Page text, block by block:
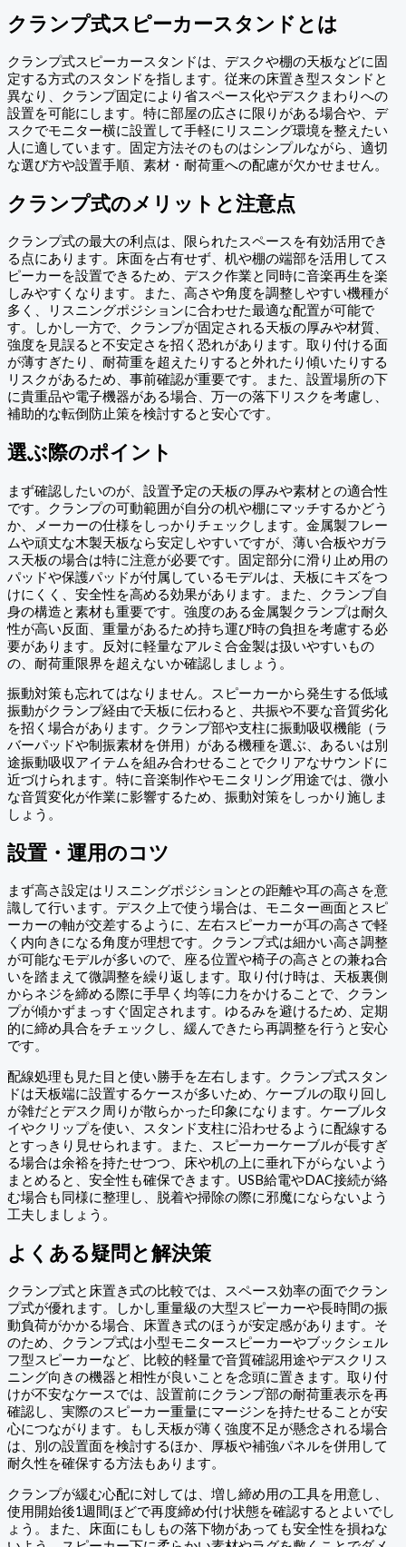
クランプ式スピーカースタンドとは
クランプ式スピーカースタンドは、デスクや棚の天板などに固
定する方式のスタンドを指します。従来の床置き型スタンドと
異なり、クランプ固定により省スペース化やデスクまわりへの
設置を可能にします。特に部屋の広さに限りがある場合や、デ
スクでモニター横に設置して手軽にリスニング環境を整えたい
人に適しています。固定方法そのものはシンプルながら、適切
な選び方や設置手順、素材・耐荷重への配慮が欠かせません。
クランプ式のメリットと注意点
クランプ式の最大の利点は、限られたスペースを有効活用でき
る点にあります。床面を占有せず、机や棚の端部を活用してス
ピーカーを設置できるため、デスク作業と同時に音楽再生を楽
しみやすくなります。また、高さや角度を調整しやすい機種が
多く、リスニングポジションに合わせた最適な配置が可能で
す。しかし一方で、クランプが固定される天板の厚みや材質、
強度を見誤ると不安定さを招く恐れがあります。取り付ける面
が薄すぎたり、耐荷重を超えたりすると外れたり傾いたりする
リスクがあるため、事前確認が重要です。また、設置場所の下
に貴重品や電子機器がある場合、万一の落下リスクを考慮し、
補助的な転倒防止策を検討すると安心です。
選ぶ際のポイント
まず確認したいのが、設置予定の天板の厚みや素材との適合性
です。クランプの可動範囲が自分の机や棚にマッチするかどう
か、メーカーの仕様をしっかりチェックします。金属製フレー
ムや頑丈な木製天板なら安定しやすいですが、薄い合板やガラ
ス天板の場合は特に注意が必要です。固定部分に滑り止め用の
パッドや保護パッドが付属しているモデルは、天板にキズをつ
けにくく、安全性を高める効果があります。また、クランプ自
身の構造と素材も重要です。強度のある金属製クランプは耐久
性が高い反面、重量があるため持ち運び時の負担を考慮する必
要があります。反対に軽量なアルミ合金製は扱いやすいもの
の、耐荷重限界を超えないか確認しましょう。
振動対策も忘れてはなりません。スピーカーから発生する低域
振動がクランプ経由で天板に伝わると、共振や不要な音質劣化
を招く場合があります。クランプ部や支柱に振動吸収機能（ラ
バーパッドや制振素材を併用）がある機種を選ぶ、あるいは別
途振動吸収アイテムを組み合わせることでクリアなサウンドに
近づけられます。特に音楽制作やモニタリング用途では、微小
な音質変化が作業に影響するため、振動対策をしっかり施しま
しょう。
設置・運用のコツ
まず高さ設定はリスニングポジションとの距離や耳の高さを意
識して行います。デスク上で使う場合は、モニター画面とスピ
ーカーの軸が交差するように、左右スピーカーが耳の高さで軽
く内向きになる角度が理想です。クランプ式は細かい高さ調整
が可能なモデルが多いので、座る位置や椅子の高さとの兼ね合
いを踏まえて微調整を繰り返します。取り付け時は、天板裏側
からネジを締める際に手早く均等に力をかけることで、クラン
プが傾かずまっすぐ固定されます。ゆるみを避けるため、定期
的に締め具合をチェックし、緩んできたら再調整を行うと安心
です。
配線処理も見た目と使い勝手を左右します。クランプ式スタン
ドは天板端に設置するケースが多いため、ケーブルの取り回し
が雑だとデスク周りが散らかった印象になります。ケーブルタ
イやクリップを使い、スタンド支柱に沿わせるように配線する
とすっきり見せられます。また、スピーカーケーブルが長すぎ
る場合は余裕を持たせつつ、床や机の上に垂れ下がらないよう
まとめると、安全性も確保できます。USB給電やDAC接続が絡
む場合も同様に整理し、脱着や掃除の際に邪魔にならないよう
工夫しましょう。
よくある疑問と解決策
クランプ式と床置き式の比較では、スペース効率の面でクラン
プ式が優れます。しかし重量級の大型スピーカーや長時間の振
動負荷がかかる場合、床置き式のほうが安定感があります。そ
のため、クランプ式は小型モニタースピーカーやブックシェル
フ型スピーカーなど、比較的軽量で音質確認用途やデスクリス
ニング向きの機器と相性が良いことを念頭に置きます。取り付
けが不安なケースでは、設置前にクランプ部の耐荷重表示を再
確認し、実際のスピーカー重量にマージンを持たせることが安
心につながります。もし天板が薄く強度不足が懸念される場合
は、別の設置面を検討するほか、厚板や補強パネルを併用して
耐久性を確保する方法もあります。
クランプが緩む心配に対しては、増し締め用の工具を用意し、
使用開始後1週間ほどで再度締め付け状態を確認するとよいでし
ょう。また、床面にもしもの落下物があっても安全性を損ねな